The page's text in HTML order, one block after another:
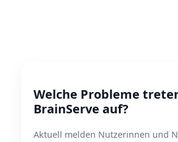
Welche Probleme
BrainServe auf?
Aktuell melden Nutzerinnen und